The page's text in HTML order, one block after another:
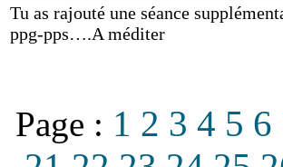
Tu as rajouté une séance
ppg-pps….A méditer
Page : 1 2 3 4 5 6